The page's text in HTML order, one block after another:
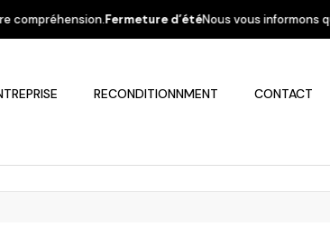
d’étéNous vous informons que la société sera
RECONDITIONNMENT CONTACT